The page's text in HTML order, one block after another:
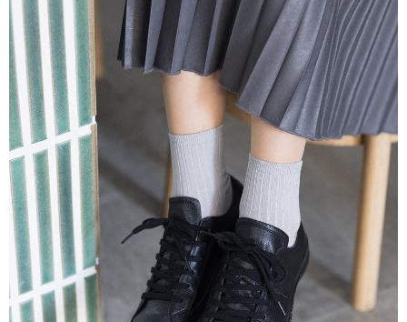
付款後全家取貨
每筆NT$60
7-11取貨付款
每筆NT$60
付款後7-11取貨
每筆NT$60
宅配
每筆NT$60